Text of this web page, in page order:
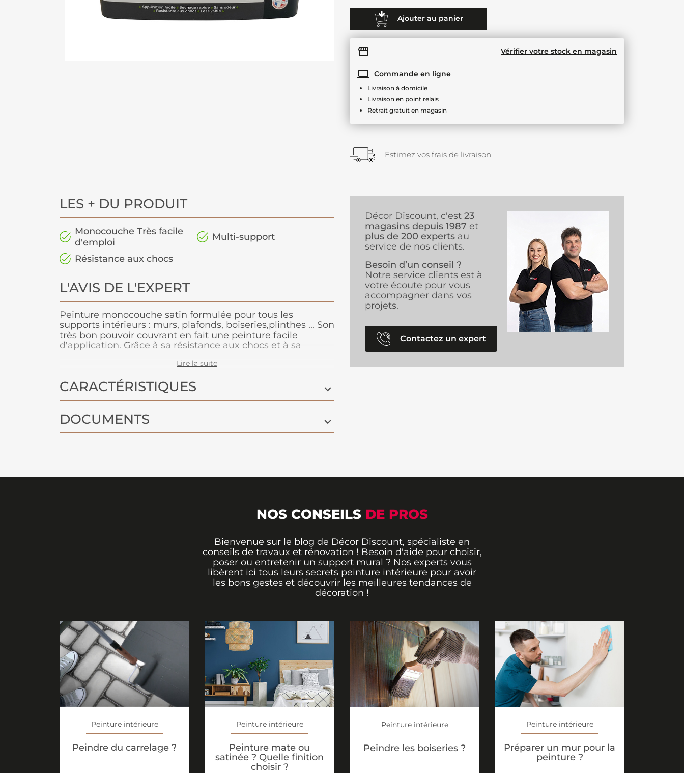
Ajouter au panier
Vérifier votre stock en magasin
Commande en ligne
Livraison à domicile
Livraison en point relais
Retrait gratuit en magasin
Estimez vos frais de livraison.
LES + DU PRODUIT
Monocouche Très facile
d'emploi
Multi-support
Résistance aux chocs
L'AVIS DE L'EXPERT
Peinture monocouche satin formulée pour tous les
supports intérieurs : murs, plafonds, boiseries,plinthes ... Son
très bon pouvoir couvrant en fait une peinture facile
d'application. Grâce à sa résistance aux chocs et à sa
Disponible en 54 teintes pour un large choix de déco.
Lire la suite
CARACTÉRISTIQUES
DOCUMENTS
Décor Discount, c'est 23
magasins depuis 1987 et
plus de 200 experts au
service de nos clients.
Besoin d’un conseil ?
Notre service clients est à
votre écoute pour vous
accompagner dans vos
projets.
Contactez un expert
NOS CONSEILS DE PROS
Bienvenue sur le blog de Décor Discount, spécialiste en
conseils de travaux et rénovation ! Besoin d'aide pour choisir,
poser ou entretenir un support mural ? Nos experts vous
libèrent ici tous leurs secrets peinture intérieure pour avoir
les bons gestes et découvrir les meilleures tendances de
décoration !
Peinture intérieure
Peindre du carrelage ?
Peinture intérieure
Peinture mate ou
satinée ? Quelle finition
choisir ?
Peinture intérieure
Peindre les boiseries ?
Peinture intérieure
Préparer un mur pour la
peinture ?